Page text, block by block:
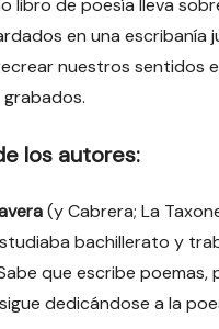
en una
nuestros sentidos
los autores:
(y Cabrera; La
bachillerato y
que escribe poemas,
dedicándose a la